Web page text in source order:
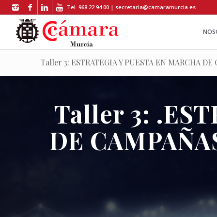
Tel. 968 22 94 00 | secretaria@camaramurcia.es
Taller 3: ESTRATEGIA Y PUESTA EN MARCHA
Taller 3:
DE